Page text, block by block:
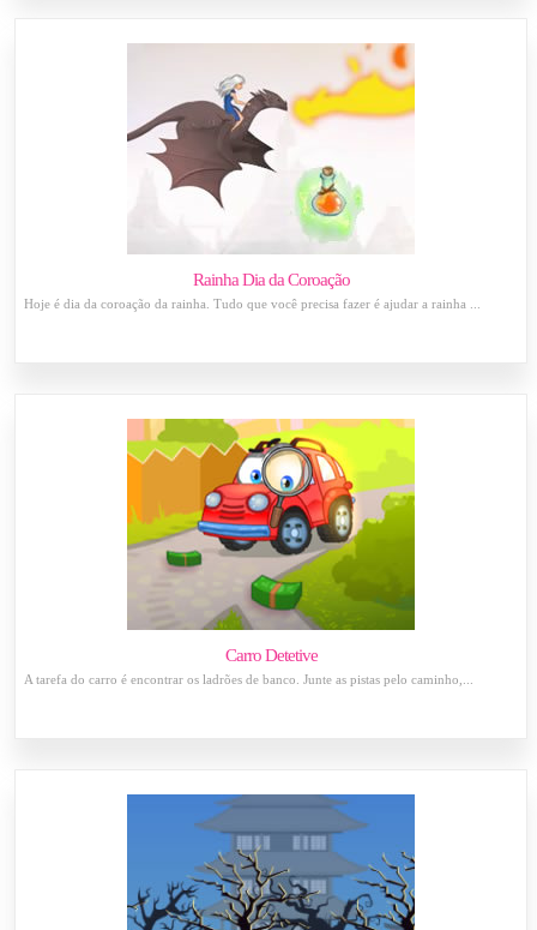
Rainha Dia da Coroação
Hoje é dia da coroação da rainha. Tudo que você precisa fazer é ajudar a rainha ...
Carro Detetive
A tarefa do carro é encontrar os ladrões de banco. Junte as pistas pelo caminho,...